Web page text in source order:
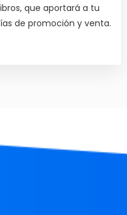
que aportará a tu
de promoción y venta.